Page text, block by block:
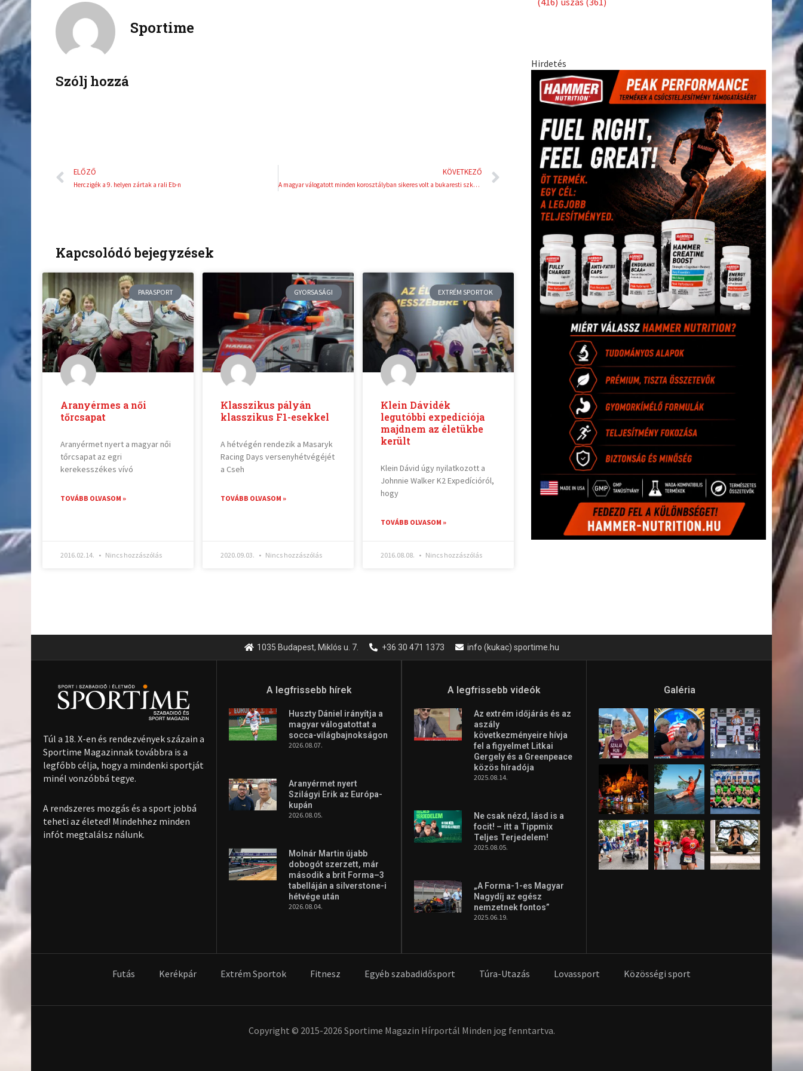
b
Sportime
Szólj hozzá
Előző
ELŐZŐ
Herczigék a 9. helyen zártak a rali Eb-n
KÖVETKEZŐ
A magyar válogatott minden korosztályban sikeres volt a bukaresti szkander Európa-bajnokságon
Következő
Kapcsolódó bejegyzések
PARASPORT
Aranyérmes a női
tőrcsapat
Aranyérmet nyert a magyar női
tőrcsapat az egri
kerekesszékes vívó
TOVÁBB OLVASOM »
2016.02.14. Nincs hozzászólás
GYORSASÁGI
Klasszikus pályán
klasszikus F1-esekkel
A hétvégén rendezik a Masaryk
Racing Days versenyhétvégéjét
a Cseh
TOVÁBB OLVASOM »
2020.09.03. Nincs hozzászólás
EXTRÉM SPORTOK
Klein Dávidék
legutóbbi expedíciója
majdnem az életükbe
került
Klein Dávid úgy nyilatkozott a
Johnnie Walker K2 Expedícióról,
hogy
TOVÁBB OLVASOM »
2016.08.08. Nincs hozzászólás
Hirdetés
1035 Budapest, Miklós u. 7. +36 30 471 1373 info (kukac) sportime.hu
Túl a 18. X-en és rendezvények százain a
Sportime Magazinnak továbbra is a
legfőbb célja, hogy a mindenki sportját
minél vonzóbbá tegye.
A rendszeres mozgás és a sport jobbá
teheti az életed! Mindehhez minden
infót megtalálsz nálunk.
A legfrissebb hírek
Huszty Dániel irányítja a
magyar válogatottat a
socca-világbajnokságon
2026.08.07.
Aranyérmet nyert
Szilágyi Erik az Európa-
kupán
2026.08.05.
Molnár Martin újabb
dobogót szerzett, már
második a brit Forma–3
tabelláján a silverstone-i
hétvége után
2026.08.04.
A legfrissebb videók
Az extrém időjárás és az
aszály
következményeire hívja
fel a figyelmet Litkai
Gergely és a Greenpeace
közös híradója
2025.08.14.
Ne csak nézd, lásd is a
focit! – itt a Tippmix
Teljes Terjedelem!
2025.08.05.
„A Forma-1-es Magyar
Nagydíj az egész
nemzetnek fontos”
2025.06.19.
Galéria
Futás Kerékpár Extrém Sportok Fitnesz Egyéb szabadidősport Túra-Utazás Lovassport Közösségi sport
Copyright © 2015-2026 Sportime Magazin Hírportál Minden jog fenntartva.